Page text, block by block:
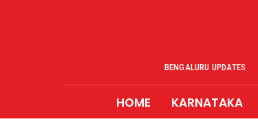
BENGALURU UPDATES
HOME KARNATAKA